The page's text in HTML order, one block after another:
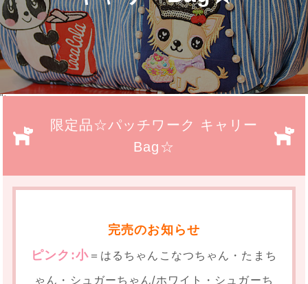
">
限定品☆パッチワーク キャリー
Bag☆
完売のお知らせ
ピンク:小＝はるちゃんこなつちゃん・たまち
ゃん・シュガーちゃん/ホワイト・シュガーち